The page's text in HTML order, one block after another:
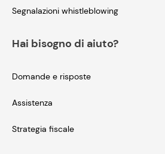
Segnalazioni whistleblowing
Hai bisogno di aiuto?
Domande e risposte
Assistenza
Strategia fiscale